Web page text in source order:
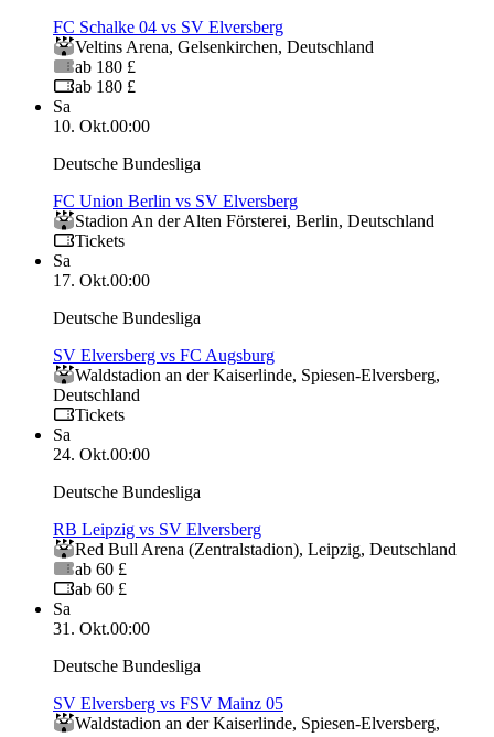
FC Schalke 04 vs SV Elversberg
Veltins Arena, Gelsenkirchen, Deutschland
ab 180 £
ab 180 £
Sa
10. Okt.00:00
Deutsche Bundesliga
FC Union Berlin vs SV Elversberg
Stadion An der Alten Försterei, Berlin, Deutschland
Tickets
Sa
17. Okt.00:00
Deutsche Bundesliga
SV Elversberg vs FC Augsburg
Waldstadion an der Kaiserlinde, Spiesen-Elversberg,
Deutschland
Tickets
Sa
24. Okt.00:00
Deutsche Bundesliga
RB Leipzig vs SV Elversberg
Red Bull Arena (Zentralstadion), Leipzig, Deutschland
ab 60 £
ab 60 £
Sa
31. Okt.00:00
Deutsche Bundesliga
SV Elversberg vs FSV Mainz 05
Waldstadion an der Kaiserlinde, Spiesen-Elversberg,